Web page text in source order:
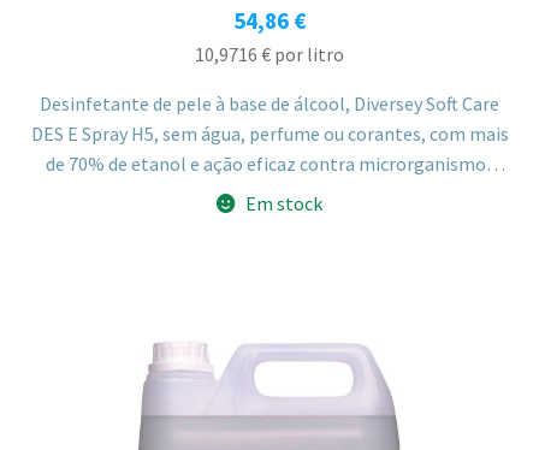
54,86 €
10,9716 € por litro
Desinfetante de pele à base de álcool, Diversey Soft Care
DES E Spray H5, sem água, perfume ou corantes, com mais
de 70% de etanol e ação eficaz contra microrganismos
residentes e transitórios da pele. Formulado com
Em stock